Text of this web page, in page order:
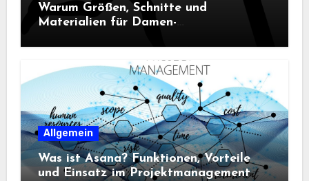
Warum Größen, Schnitte und
Materialien für Damen-
Allgemein
Was ist Asana? Funktionen, Vorteile
und Einsatz im Projektmanagement